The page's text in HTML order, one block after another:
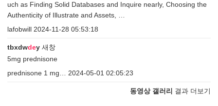
uch as Finding Solid Databases and Inquire nearly, Choosing the
Authenticity of Illustrate and Assets, …
lafobwill 2024-11-28 05:53:18
tbxdwdey 새창
5mg prednisone
prednisone 1 mg… 2024-05-01 02:05:23
동영상 갤러리 결과 더보기